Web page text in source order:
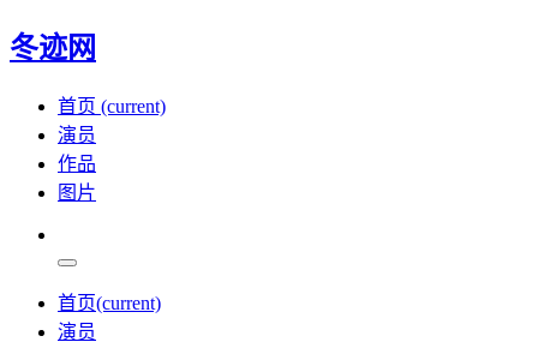
冬迹网
首页 (current)
演员
作品
图片
首页(current)
演员